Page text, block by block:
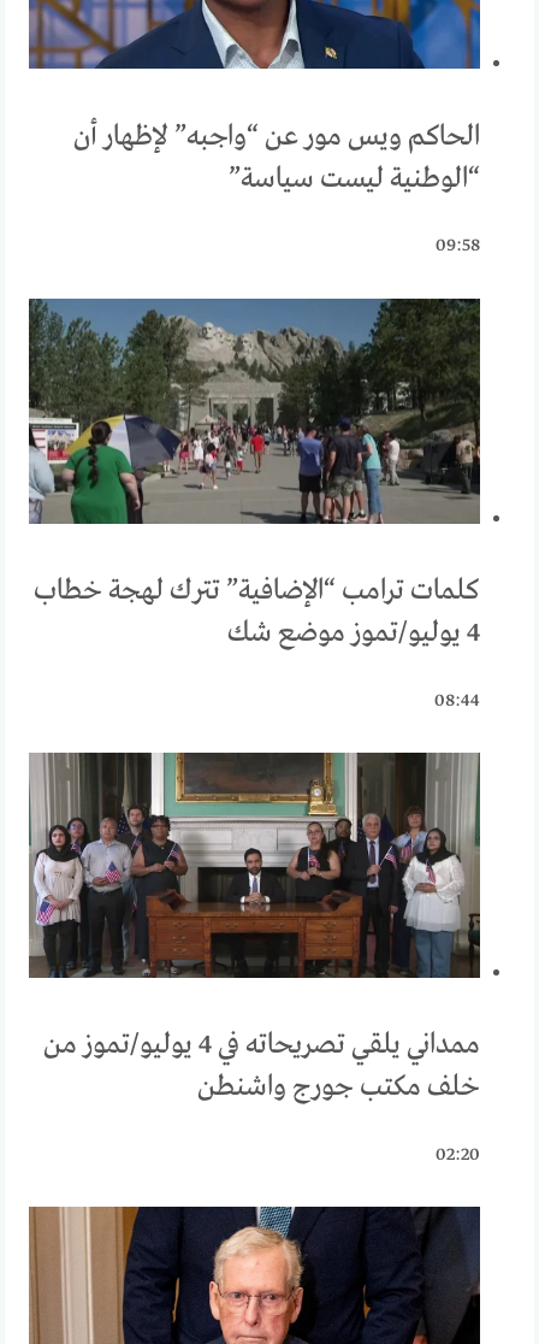
الحاكم ويس مور عن “واجبه” لإظهار أن
“الوطنية ليست سياسة”
09:58
كلمات ترامب “الإضافية” تترك لهجة خطاب
4 يوليو/تموز موضع شك
08:44
ممداني يلقي تصريحاته في 4 يوليو/تموز من
خلف مكتب جورج واشنطن
02:20